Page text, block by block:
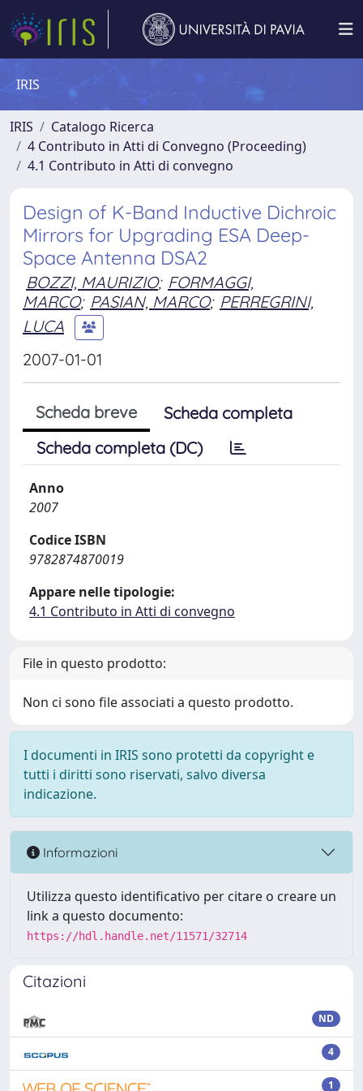
IRIS
IRIS
Catalogo Ricerca
4 Contributo in Atti di Convegno (Proceeding)
4.1 Contributo in Atti di convegno
Design of K-Band Inductive Dichroic
Mirrors for Upgrading ESA Deep-
Space Antenna DSA2
BOZZI, MAURIZIO; FORMAGGI,
MARCO; PASIAN, MARCO; PERREGRINI,
LUCA
2007-01-01
Scheda breve
Scheda completa
Scheda completa (DC)
Anno
2007
Codice ISBN
9782874870019
Appare nelle tipologie:
4.1 Contributo in Atti di convegno
File in questo prodotto:
Non ci sono file associati a questo prodotto.
I documenti in IRIS sono protetti da copyright e
tutti i diritti sono riservati, salvo diversa
indicazione.
Informazioni
Utilizza questo identificativo per citare o creare un
link a questo documento:
https://hdl.handle.net/11571/32714
Citazioni
ND
4
1